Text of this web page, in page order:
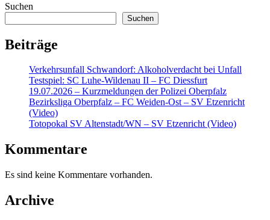
Suchen
Suchen
Beiträge
Verkehrsunfall Schwandorf: Alkoholverdacht bei Unfall
Testspiel: SC Luhe-Wildenau II – FC Diessfurt
19.07.2026 – Kurzmeldungen der Polizei Oberpfalz
Bezirksliga Oberpfalz – FC Weiden-Ost – SV Etzenricht
(Video)
Totopokal SV Altenstadt/WN – SV Etzenricht (Video)
Kommentare
Es sind keine Kommentare vorhanden.
Archive